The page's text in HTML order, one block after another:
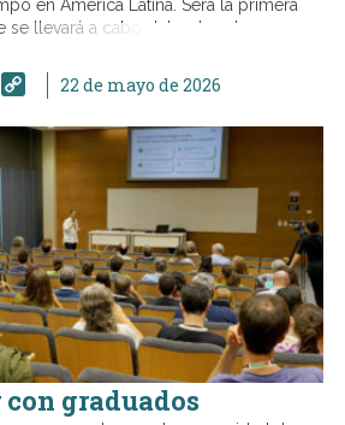
en América Latina. Será la primera
llevará a cabo del 7 al 11 de
LinkedIn
Copy22 de mayo de 2026
graduados